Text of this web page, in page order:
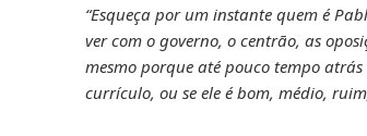
“Esqueça por um instante quem é
ver com o governo, o centrão, as
mesmo porque até pouco tempo
currículo, ou se ele é bom, médio,